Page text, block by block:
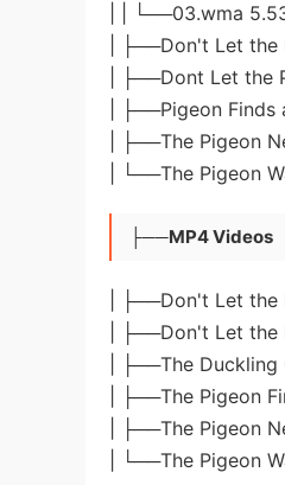
| | └──03.wma
| ├──Don't Let
| ├──Dont Let the
| ├──Pigeon
| ├──The Pigeon
| └──The Pigeon
├──MP4 Videos
| ├──Don't Let the
| ├──Don't Let
| ├──The
| ├──The Pigeon
| ├──The Pigeon
| └──The Pigeon